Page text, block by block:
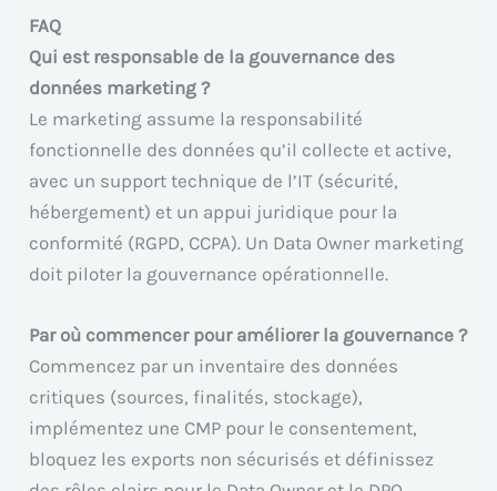
FAQ
Qui est responsable de la gouvernance des
données marketing ?
Le marketing assume la responsabilité
fonctionnelle des données qu’il collecte et active,
avec un support technique de l’IT (sécurité,
hébergement) et un appui juridique pour la
conformité (RGPD, CCPA). Un Data Owner marketing
doit piloter la gouvernance opérationnelle.
Par où commencer pour améliorer la gouvernance ?
Commencez par un inventaire des données
critiques (sources, finalités, stockage),
implémentez une CMP pour le consentement,
bloquez les exports non sécurisés et définissez